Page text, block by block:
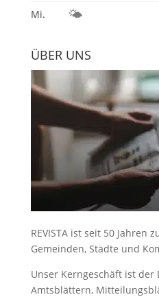
Mi.
🌤️
ÜBER UNS
REVISTA ist seit 50 Jahren
Gemeinden, Städte und
Unser Kerngeschäft ist der
Amtsblättern,